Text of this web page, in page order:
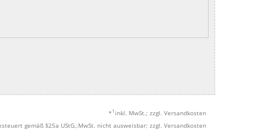
* 1 inkl. MwSt.; zzgl. Versandkosten
gemäß §25a UStG.;MwSt. nicht ausweisbar; zzgl. Versandkosten